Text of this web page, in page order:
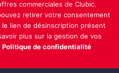
commerciales de Clubic.
retirer votre consentement
lien de désinscription présent
plus sur la gestion de vos
Politique de confidentialité